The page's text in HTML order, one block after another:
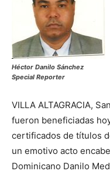
Héctor Danilo Sánchez
Special Reporter
VILLA ALTAGRACIA,
fueron beneficiadas
certificados de títulos
un emotivo acto
Dominicano Danilo